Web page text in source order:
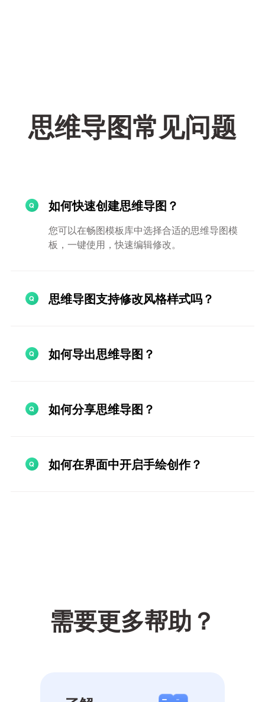
思维导图常见问题
如何快速创建思维导图？
您可以在畅图模板库中选择合适的思维导图模
板，一键使用，快速编辑修改。
思维导图支持修改风格样式吗？
如何导出思维导图？
如何分享思维导图？
如何在界面中开启手绘创作？
需要更多帮助？